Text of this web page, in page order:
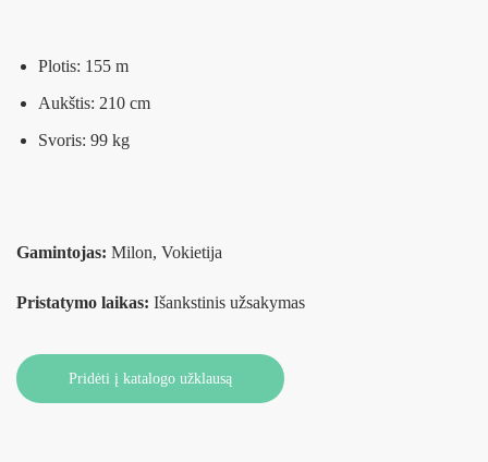
Plotis: 155 m
Aukštis: 210 cm
Svoris: 99 kg
Gamintojas: Milon, Vokietija
Pristatymo laikas: Išankstinis užsakymas
Pridėti į katalogo užklausą